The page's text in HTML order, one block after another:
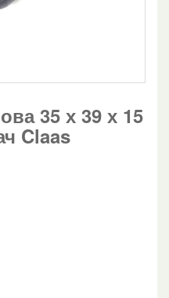
35 х 39 х 15
Claas